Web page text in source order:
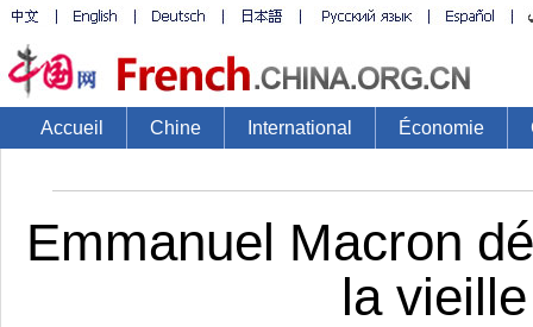
Accueil Chine International Économie
Emmanuel Macron
la